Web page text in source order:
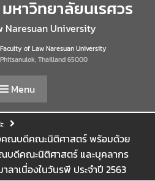
มาย และ
และการ
ณะ
ลัยนเรศวร
วิทยาลัย
เตรียม
มือภัยพิบัติ
ต้น
2-311
โดย
ขึ้นสำหรับ
าวิทยาลัยนเรศวร
Naresuan University
Faculty of Law Naresuan University
Phitsanulok, Thailland 65000
Menu
คณบดีคณะนิติศาสตร์ พร้อมด้วย
บดีคณะนิติศาสตร์ และบุคลากร
ลาเนื่องในวันรพี ประจำปี 2563